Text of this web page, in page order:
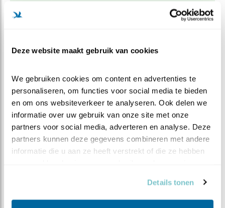
Deze website maakt gebruik van cookies
We gebruiken cookies om content en advertenties te
personaliseren, om functies voor social media te bieden
en om ons websiteverkeer te analyseren. Ook delen we
informatie over uw gebruik van onze site met onze
partners voor social media, adverteren en analyse. Deze
partners kunnen deze gegevens combineren met andere
informatie die u aan ze heeft verstrekt of die ze hebben
Details tonen
en voor het milieu, waard om voor te strijden.
Heb je een vraag die niet specifiek over dit wetland
Contact WetlandWacht
Titel Mevrouw
Voorlttrs